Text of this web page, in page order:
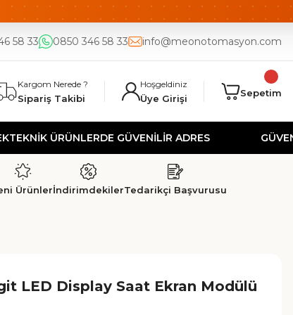
UYGUN FİYAT
58 33 0850 346 58 33 info@meonotomasyon.com
Kargom Nerede ?
Sipariş Takibi
Hoşgeldiniz
Üye Girişi Sepetim
ÜRÜNLERDE GÜVENİLİR ADRES GÜVENLİ
ÜrünlerİndirimdekilerTedarikçi Başvurusu
LED Display Saat Ekran Modülü